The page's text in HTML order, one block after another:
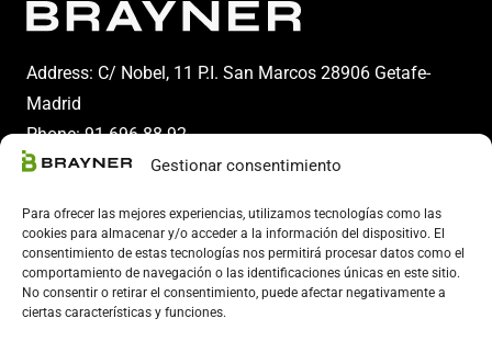
Gestionar consentimiento
Para ofrecer las mejores experiencias, utilizamos tecnologías como las
cookies para almacenar y/o acceder a la información del dispositivo. El
consentimiento de estas tecnologías nos permitirá procesar datos como el
comportamiento de navegación o las identificaciones únicas en este sitio.
No consentir o retirar el consentimiento, puede afectar negativamente a
ciertas características y funciones.
Address: C/ Nobel, 11 P.I. San Marcos 28906 Getafe-
Madrid
Phone:91 696 88 92
Email:info@brayner.es